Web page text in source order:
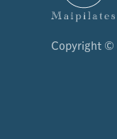
Copyright ©